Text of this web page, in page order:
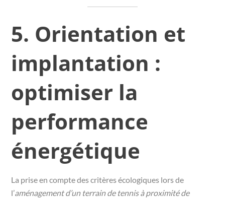
5. Orientation et
implantation :
optimiser la
performance
énergétique
La prise en compte des critères écologiques lors de
l’aménagement d’un terrain de tennis à proximité de